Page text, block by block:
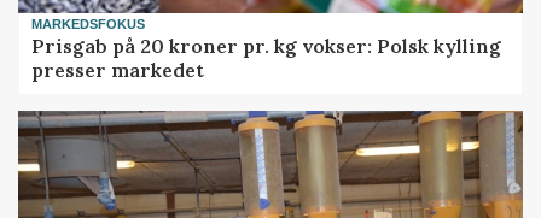
MARKEDSFOKUS
Prisgab på 20 kroner pr. kg vokser: Polsk kylling
presser markedet